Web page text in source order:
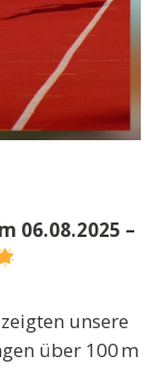
06.08.2025 –
unsere
über 100 m